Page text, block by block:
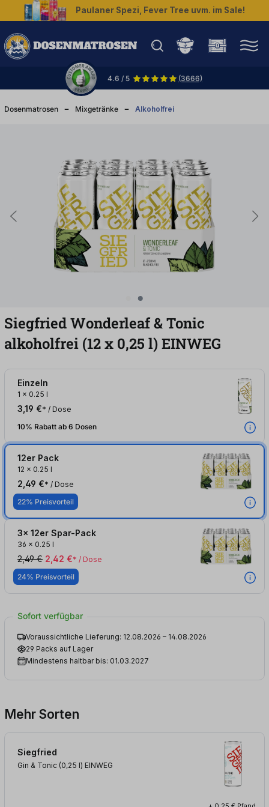
springen Paulaner Spezi, Fever Tree uvm. im Sale!
4.6 / 5 (3666)
Dosenmatrosen Mixgetränke Alkoholfrei
Siegfried Wonderleaf & Tonic
alkoholfrei (12x 0,25 l)EINWEG
Einzeln
1 x 0.25 l
3,19 €* / Dose
10% Rabatt ab 6 Dosen
12er Pack
12 x 0.25 l
2,49 €* / Dose
22% Preisvorteil
3x 12er Spar-Pack
36 x 0.25 l
2,49 € 2,42 €* / Dose
24% Preisvorteil
Sofort verfügbar
Voraussichtliche Lieferung: 12.08.2026 – 14.08.2026
29 Packs auf Lager
Mindestens haltbar bis: 01.03.2027
Mehr Sorten
Siegfried
Gin & Tonic (0,25 l) EINWEG